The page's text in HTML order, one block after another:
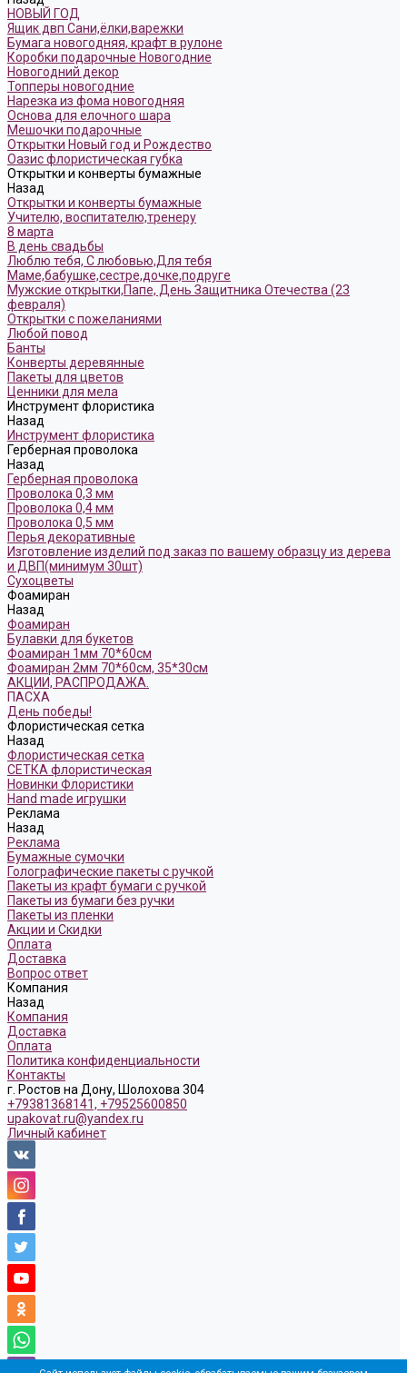
НОВЫЙ ГОД
Ящик двп Сани,ёлки,варежки
Бумага новогодняя, крафт в рулоне
Коробки подарочные Новогодние
Новогодний декор
Топперы новогодние
Нарезка из фома новогодняя
Основа для елочного шара
Мешочки подарочные
Открытки Новый год и Рождество
Оазис флористическая губка
Открытки и конверты бумажные
Назад
Открытки и конверты бумажные
Учителю, воспитателю,тренеру
8 марта
В день свадьбы
Люблю тебя, С любовью,Для тебя
Маме,бабушке,сестре,дочке,подруге
Мужские открытки,Папе, День Защитника Отечества (23
февраля)
Открытки с пожеланиями
Любой повод
Банты
Конверты деревянные
Пакеты для цветов
Ценники для мела
Инструмент флористика
Назад
Инструмент флористика
Герберная проволока
Назад
Герберная проволока
Проволока 0,3 мм
Проволока 0,4 мм
Проволока 0,5 мм
Перья декоративные
Изготовление изделий под заказ по вашему образцу из дерева
и ДВП(минимум 30шт)
Сухоцветы
Фоамиран
Назад
Фоамиран
Булавки для букетов
Фоамиран 1мм 70*60см
Фоамиран 2мм 70*60см, 35*30см
АКЦИИ, РАСПРОДАЖА.
ПАСХА
День победы!
Флористическая сетка
Назад
Флористическая сетка
СЕТКА флористическая
Новинки Флористики
Hand made игрушки
Реклама
Назад
Реклама
Бумажные сумочки
Голографические пакеты с ручкой
Пакеты из крафт бумаги с ручкой
Пакеты из бумаги без ручки
Пакеты из пленки
Акции и Скидки
Оплата
Доставка
Вопрос ответ
Компания
Назад
Компания
Доставка
Оплата
Политика конфиденциальности
Контакты
г. Ростов на Дону, Шолохова 304
+79381368141, +79525600850
upakovat.ru@yandex.ru
Личный кабинет